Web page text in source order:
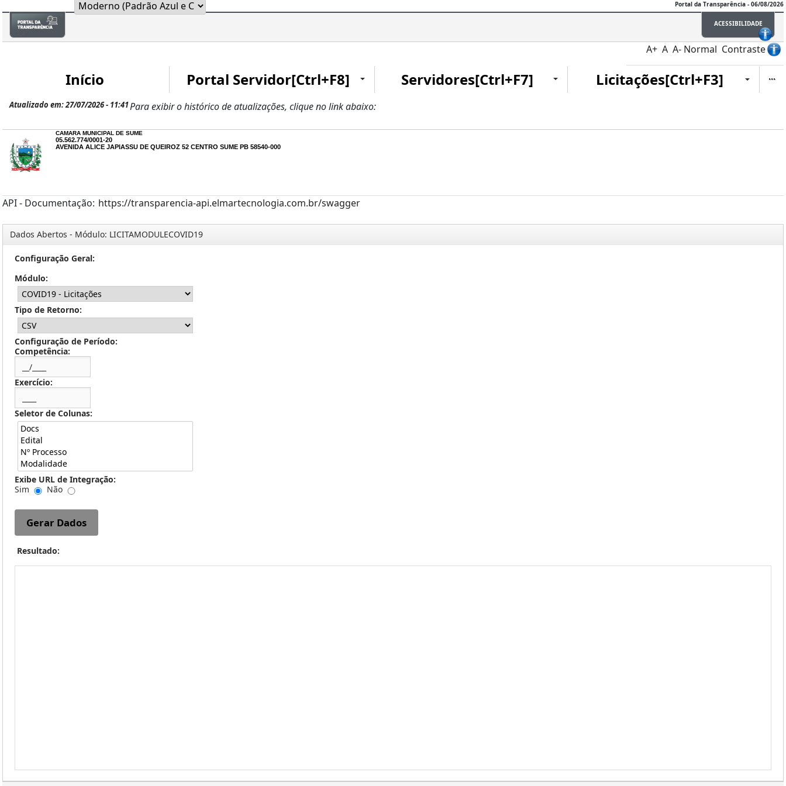
Portal da Transparência - 06/08/2026
ACESSIBILIDADE
A+ A A- Normal Contraste
Início Portal Servidor[Ctrl+F8] Servidores[Ctrl+F7] Licitações[Ctrl+F3]
Para exibir o histórico de atualizações, clique no link abaixo:
Atualizado em: 27/07/2026 - 11:41
CAMARA MUNICIPAL DE SUME
05.562.774/0001-20
AVENIDA ALICE JAPIASSU DE QUEIROZ 52 CENTRO SUME PB 58540-000
API - Documentação: https://transparencia-api.elmartecnologia.com.br/swagger
Dados Abertos - Módulo: LICITAMODULECOVID19
Configuração Geral:
Módulo:
Tipo de Retorno:
Configuração de Período:
Competência:
Exercício:
Seletor de Colunas:
Exibe URL de Integração:
Sim
Não
Resultado: